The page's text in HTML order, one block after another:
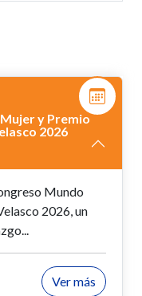
y Premio
2026
Mundo
2026, un
Ver más